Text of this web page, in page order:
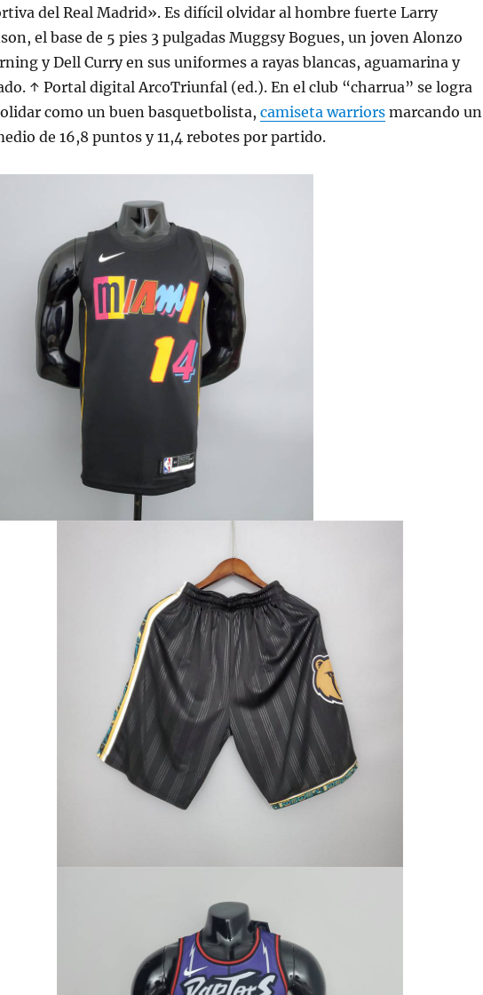
del Real Madrid». Es difícil olvidar al hombre fuerte Larry
el base de 5 pies 3 pulgadas Muggsy Bogues, un joven Alonzo
y Dell Curry en sus uniformes a rayas blancas, aguamarina y
↑ Portal digital ArcoTriunfal (ed.). En el club “charrua” se logra
como un buen basquetbolista,camiseta warriors marcando un
de 16,8 puntos y 11,4 rebotes por partido.